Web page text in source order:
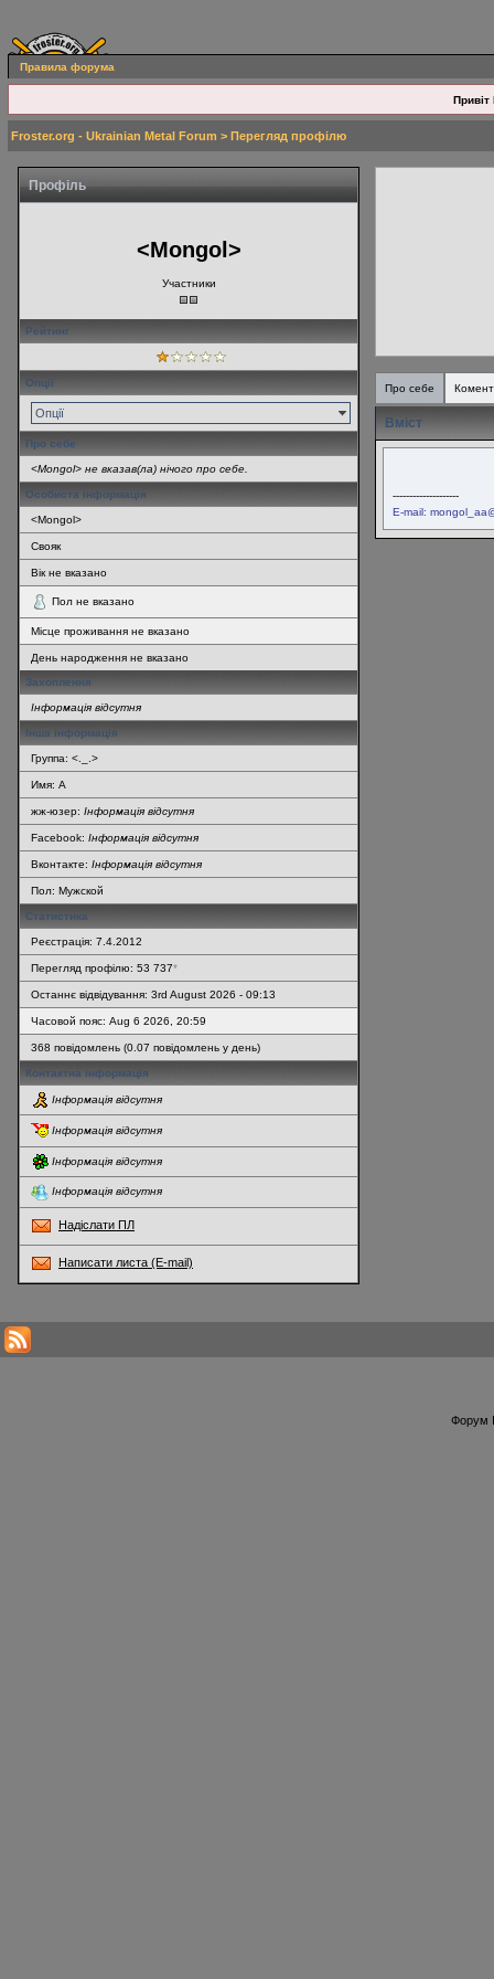
Правила форума
Привіт
Froster.org - Ukrainian Metal Forum > Перегляд профілю
Профіль
<Mongol>
Участники
Рейтинг
Опції
Опції
Про себе
<Mongol> не вказав(ла) нічого про себе.
Особиста інформація
<Mongol>
Свояк
Вік не вказано
Пол не вказано
Місце проживання не вказано
День народження не вказано
Захоплення
Інформація відсутня
Інша інформація
Группа: <._.>
Имя: А
жж-юзер: Інформація відсутня
Facebook: Інформація відсутня
Вконтакте: Інформація відсутня
Пол: Мужской
Статистика
Реєстрація: 7.4.2012
Перегляд профілю: 53 737*
Останнє відвідування: 3rd August 2026 - 09:13
Часовой пояс: Aug 6 2026, 20:59
368 повідомлень (0.07 повідомлень у день)
Контактна інформація
Інформація відсутня
Інформація відсутня
Інформація відсутня
Інформація відсутня
Надіслати ПЛ
Написати листа (E-mail)
Про себе
Вміст
--------------------
E-mail:
Форум